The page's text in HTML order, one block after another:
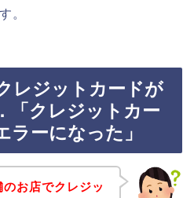
。
レジットカードが
「クレジットカー
ラーになった」
お店でクレジッ